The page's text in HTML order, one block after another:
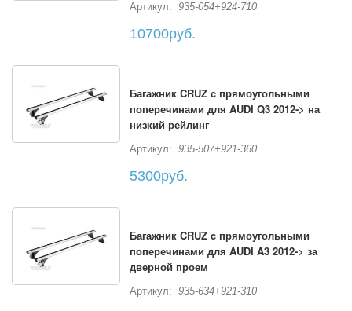
Артикул: 935-054+924-710
10700руб.
Багажник CRUZ c прямоугольными
поперечинами для AUDI Q3 2012-> на
низкий рейлинг
Артикул: 935-507+921-360
5300руб.
Багажник CRUZ c прямоугольными
поперечинами для AUDI A3 2012-> за
дверной проем
Артикул: 935-634+921-310